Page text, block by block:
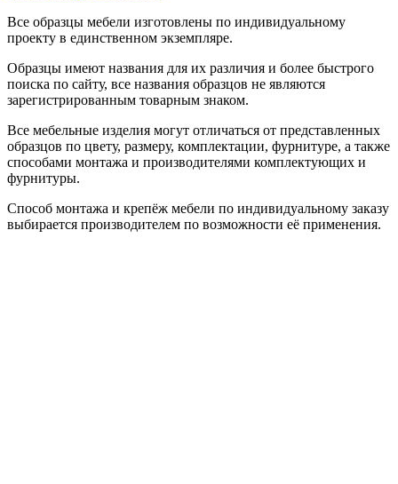
Все образцы мебели изготовлены по индивидуальному
проекту в единственном экземпляре.
Образцы имеют названия для их различия и более быстрого
поиска по сайту, все названия образцов не являются
зарегистрированным товарным знаком.
Все мебельные изделия могут отличаться от представленных
образцов по цвету, размеру, комплектации, фурнитуре, а также
способами монтажа и производителями комплектующих и
фурнитуры.
Способ монтажа и крепёж мебели по индивидуальному заказу
выбирается производителем по возможности её применения.